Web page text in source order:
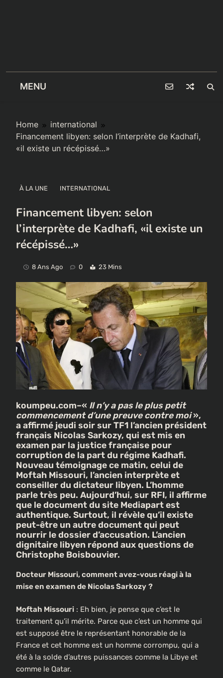
MENU
Home
international
Financement libyen: selon l’interprète de Kadhafi,
«il existe un récépissé…»
À LA UNE INTERNATIONAL
Financement libyen: selon
l’interprète de Kadhafi, «il existe un
récépissé…»
8 Ans Ago 0 23 Mins
koumpeu.com–« Il n’y a pas le plus petit
commencement d’une preuve contre moi»,
a affirmé jeudi soir sur TF1 l’ancien président
français Nicolas Sarkozy, qui est mis en
examen par la justice française pour
corruption de la part du régime Kadhafi.
Nouveau témoignage ce matin, celui de
Moftah Missouri, l’ancien interprète et
conseiller du dictateur libyen. L’homme
parle très peu. Aujourd’hui, sur RFI, il affirme
que le document du site Mediapart est
authentique. Surtout, il révèle qu’il existe
peut-être un autre document qui peut
nourrir le dossier d’accusation. L’ancien
dignitaire libyen répond aux questions de
Christophe Boisbouvier.
Docteur Missouri, comment avez-vous réagi à la
mise en examen de Nicolas Sarkozy ?
Moftah Missouri : Eh bien, je pense que c’est le
traitement qu’il mérite. Parce que c’est un homme qui
est supposé être le représentant honorable de la
France et cet homme est un homme corrompu, qui a
été à la solde d’autres puissances comme la Libye et
comme le Qatar.